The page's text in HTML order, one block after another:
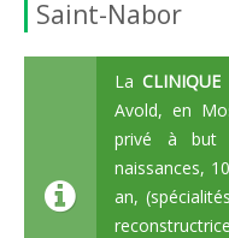
Saint-Nabor
La
Avold, en
privé à but
naissances,
an,